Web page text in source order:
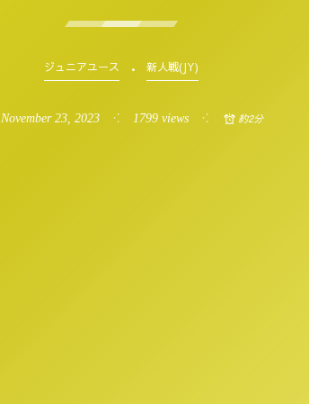
ジュニアユース 新人戦(JY)
November 23, 2023 1799 views 約2分